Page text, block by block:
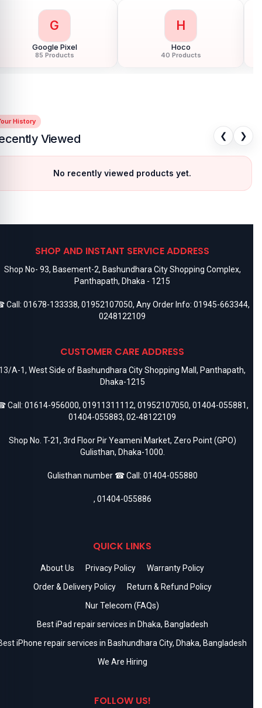
G
Google Pixel
85 Products
H
Hoco
40 Products
History
Viewed ❮ ❯
No recently viewed products yet.
SHOP AND INSTANT SERVICE ADDRESS
Shop No- 93, Basement-2, Bashundhara City Shopping Complex,
Panthapath, Dhaka - 1215
Call: 01678-133338, 01952107050, Any Order Info: 01945-663344,
0248122109
CUSTOMER CARE ADDRESS
A-1, West Side of Bashundhara City Shopping Mall, Panthapath,
Dhaka-1215
Call: 01614-956000, 01911311112, 01952107050, 01404-055881,
01404-055883, 02-48122109
Shop No. T-21, 3rd Floor Pir Yeameni Market, Zero Point (GPO)
Gulisthan, Dhaka-1000.
Gulisthan number ☎ Call: 01404-055880
, 01404-055886
QUICK LINKS
About Us Privacy Policy
Warranty Policy
Order & Delivery Policy
Return & Refund Policy
Nur Telecom (FAQs)
Best iPad repair services in Dhaka, Bangladesh
iPhone repair services in Bashundhara City, Dhaka, Bangladesh
We Are Hiring
FOLLOW US!